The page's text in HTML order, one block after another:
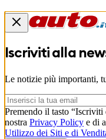
Iscriviti alla
Le notizie più importanti,
Premendo il tasto
nostra Privacy Policy e di
Utilizzo dei Siti e di